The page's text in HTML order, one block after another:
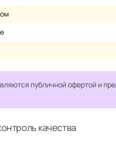
публичной офертой и
качества